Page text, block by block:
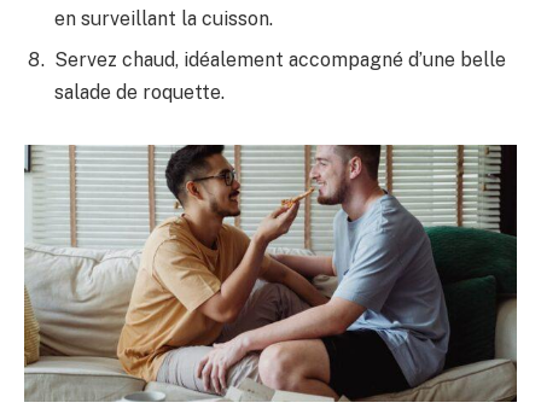
en surveillant la cuisson.
Servez chaud, idéalement accompagné d’une belle
salade de roquette.